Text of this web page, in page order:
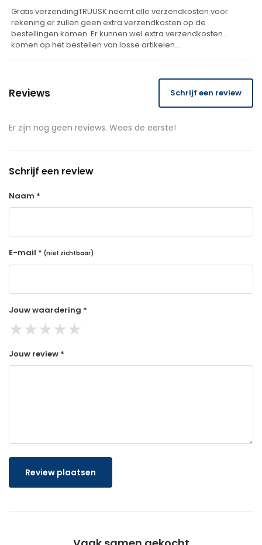
Gratis verzendingTRUUSK neemt alle verzendkosten voor
rekening er zullen geen extra verzendkosten op de
bestellingen komen. Er kunnen wel extra verzendkosten
komen op het bestellen van losse artikelen…
Reviews Schrijf een review
Er zijn nog geen reviews. Wees de eerste!
Schrijf een review
Naam *
E-mail * (niet zichtbaar)
Jouw waardering *
★★★★★
Jouw review *
Review plaatsen